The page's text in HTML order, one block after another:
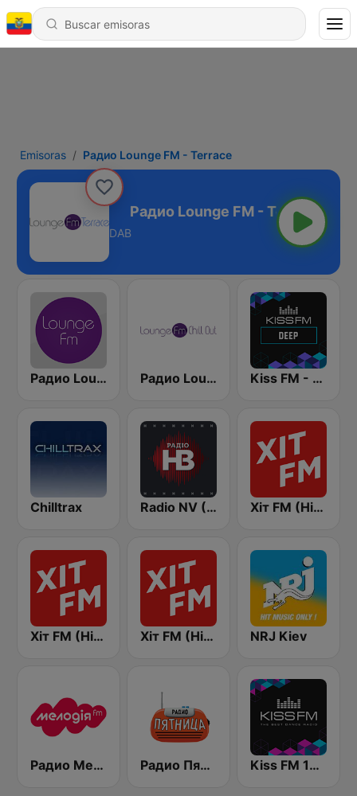
Emisoras Радио Lounge FM - Terrace
- Terrace
DAB
Радио Lounge FM Радио Lounge FM - Chill Out Kiss FM - Deep (Кисc ФМ)
Chilltrax Radio NV (Радіо НВ) Хіт FM (Hit FM) - Ukr
Хіт FM (Hit FM) - Top Хіт FM (Hit FM) - Best NRJ Kiev
Радио Мелодия (Radio Melodia) Радио Пятница (Pyatnica) Kiss FM 106.5 (Кисc ФМ)